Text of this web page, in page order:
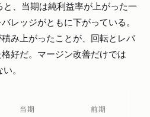
、当期は純利益率が上がった一
レッジがともに下がっている。
み上がったことが、回転とレバ
好だ。マージン改善だけでは
。
当期 前期